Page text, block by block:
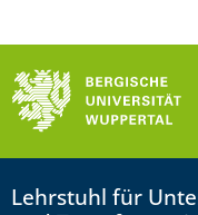
Lehrstuhl für